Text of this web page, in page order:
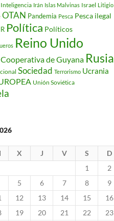
Inteligencia Irán Islas Malvinas Israel Litigio
OTAN Pandemia Pesca Pesca ilegal
Política Políticos
Reino Unido
de Guyana Rusia
Sociedad Terrorismo Ucrania
Unión Soviética
X J V S
D
1
2
5 6 7 8
9
12 13 14 15
16
19 20 21 22
23